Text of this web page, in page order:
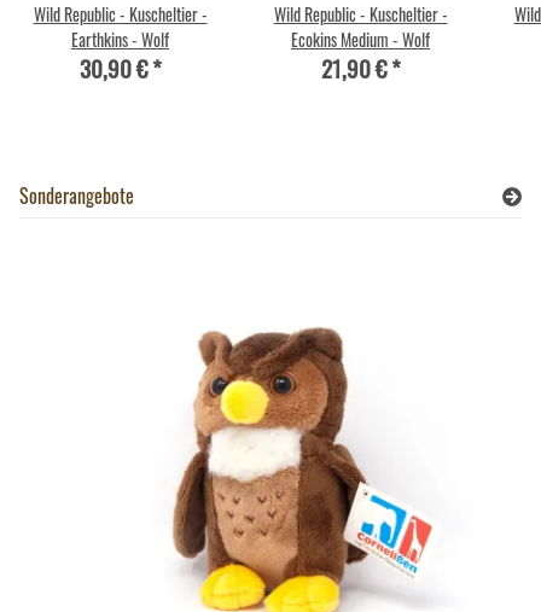
Wild Republic - Kuscheltier -
Earthkins - Wolf
30,90 €*
Wild Republic - Kuscheltier -
Ecokins Medium - Wolf
21,90 €*
Sonderangebote